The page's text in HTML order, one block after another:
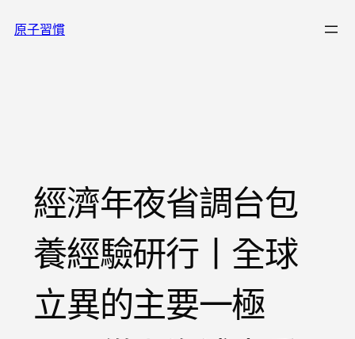
至原子習慣
經濟年夜省調台包
養經驗研行丨全球
立異的主要一極